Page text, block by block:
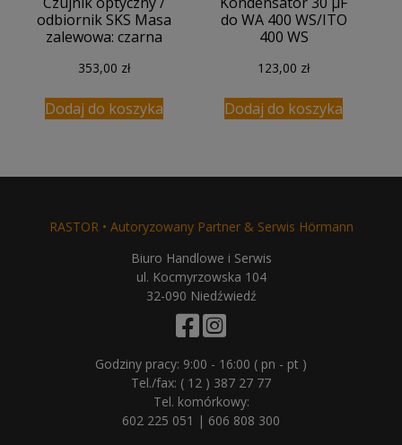
odbiornik SKS Masa
zalewowa: czarna
353,00 zł
Dodaj do koszyka
do WA 400 WS/ITO
400 WS
123,00 zł
Dodaj do koszyka
RASTOR • Autoryzowany Partner & Serwis Hörmann
Biuro Handlowe i Serwis
ul. Kocmyrzowska 104
32-090 Niedźwiedź
Godziny pracy: 9:00 - 16:00 ( pn - pt )
Tel./fax: ( 12 ) 387 27 77
Tel. komórkowy:
602 225 051 | 606 808 300